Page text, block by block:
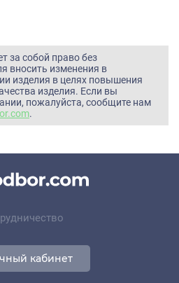
за собой право без
вносить изменения в
изделия в целях повышения
изделия. Если вы
пожалуйста, сообщите нам
.
кабинет